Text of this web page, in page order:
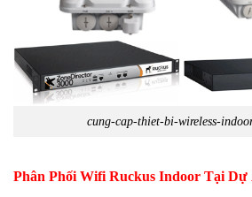
cung-cap-thiet-bi-wireless-
Phân Phối Wifi Ruckus Indoor Tại Dự